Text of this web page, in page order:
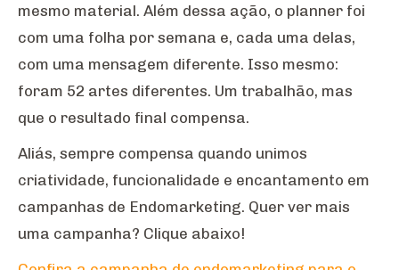
mesmo material. Além dessa ação, o planner foi
com uma folha por semana e, cada uma delas,
com uma mensagem diferente. Isso mesmo:
foram 52 artes diferentes. Um trabalhão, mas
que o resultado final compensa.
Aliás, sempre compensa quando unimos
criatividade, funcionalidade e encantamento em
campanhas de Endomarketing. Quer ver mais
uma campanha? Clique abaixo!